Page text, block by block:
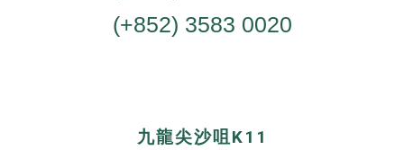
(+852) 3583 0020
九龍尖沙咀K11